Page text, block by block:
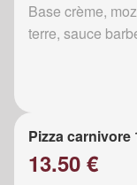
Base crème,
terre, sauce
Pizza carnivore
13.50 €